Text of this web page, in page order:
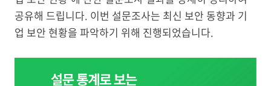
공유해 드립니다. 이번 설문조사는 최신 보안 동향과 기
업 보안 현황을 파악하기 위해 진행되었습니다.